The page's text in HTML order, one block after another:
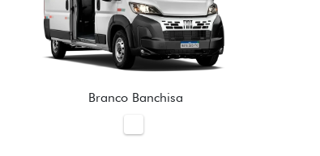
Branco Banchisa